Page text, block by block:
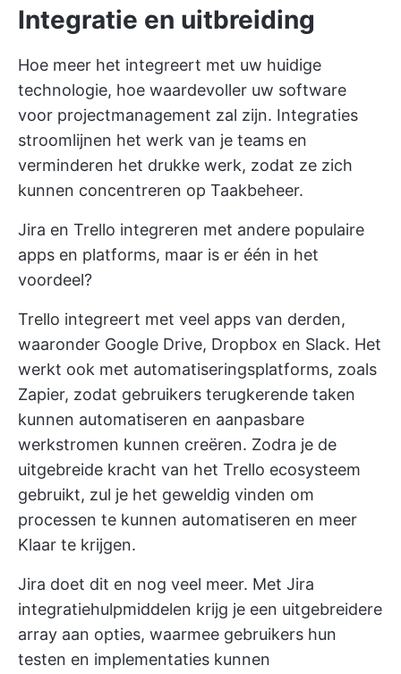
Integratie en uitbreiding
Hoe meer het integreert met uw huidige
technologie, hoe waardevoller uw software
voor projectmanagement zal zijn. Integraties
stroomlijnen het werk van je teams en
verminderen het drukke werk, zodat ze zich
kunnen concentreren op Taakbeheer.
Jira en Trello integreren met andere populaire
apps en platforms, maar is er één in het
voordeel?
Trello integreert met veel apps van derden,
waaronder Google Drive, Dropbox en Slack. Het
werkt ook met automatiseringsplatforms, zoals
Zapier, zodat gebruikers terugkerende taken
kunnen automatiseren en aanpasbare
werkstromen kunnen creëren. Zodra je de
uitgebreide kracht van het Trello ecosysteem
gebruikt, zul je het geweldig vinden om
processen te kunnen automatiseren en meer
Klaar te krijgen.
Jira doet dit en nog veel meer. Met Jira
integratiehulpmiddelen krijg je een uitgebreidere
array aan opties, waarmee gebruikers hun
testen en implementaties kunnen